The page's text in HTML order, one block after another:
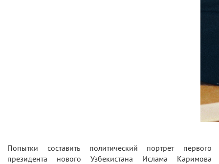
Попытки составить политический портрет первого
президента нового Узбекистана Ислама Каримова